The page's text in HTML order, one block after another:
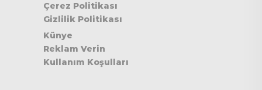
Çerez Politikası
Gizlilik Politikası
Künye
Reklam Verin
Kullanım Koşulları